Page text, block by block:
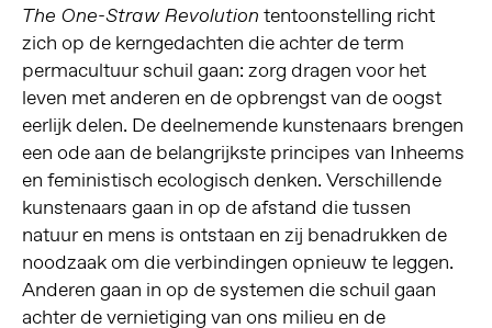
The One-Straw Revolution tentoonstelling richt
zich op de kerngedachten die achter de term
permacultuur schuil gaan: zorg dragen voor het
leven met anderen en de opbrengst van de oogst
eerlijk delen. De deelnemende kunstenaars brengen
een ode aan de belangrijkste principes van Inheems
en feministisch ecologisch denken. Verschillende
kunstenaars gaan in op de afstand die tussen
natuur en mens is ontstaan en zij benadrukken de
noodzaak om die verbindingen opnieuw te leggen.
Anderen gaan in op de systemen die schuil gaan
achter de vernietiging van ons milieu en de